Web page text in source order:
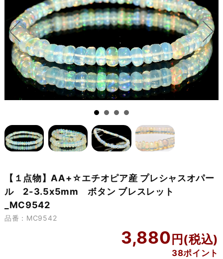
【１点物】AA+☆エチオピア産 プレシャスオパー
ル 2-3.5x5mm ボタン ブレスレット
_MC9542
品番：MC9542
3,880
38ポイント